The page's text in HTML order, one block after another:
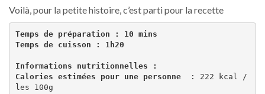
Voilà, pour la petite histoire, c’est parti pour la recette
Temps de préparation : 10 mins
Temps de cuisson : 1h20
Informations nutritionnelles :
Calories estimées pour une personne
: 222 kcal /
les 100g